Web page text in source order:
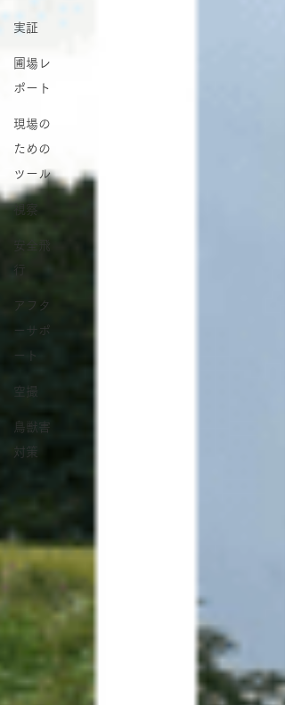
実証
圃場レ
ポート
現場の
ための
ツール
視察
安全飛
行
アフタ
ーサポ
ート
空撮
鳥獣害
対策